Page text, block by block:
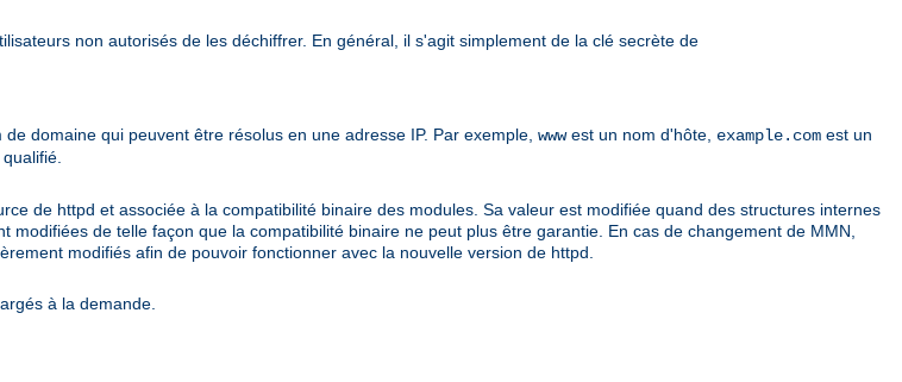
non autorisés de les déchiffrer. En général, il s'agit simplement de la clé secrète de
domaine qui peuvent être résolus en une adresse IP. Par exemple, wwwest un nom d'hôte, example.com est un
de httpd et associée à la compatibilité binaire des modules. Sa valeur est modifiée quand des structures internes
de telle façon que la compatibilité binaire ne peut plus être garantie. En cas de changement de MMN,
modifiés afin de pouvoir fonctionner avec la nouvelle version de httpd.
à la demande.